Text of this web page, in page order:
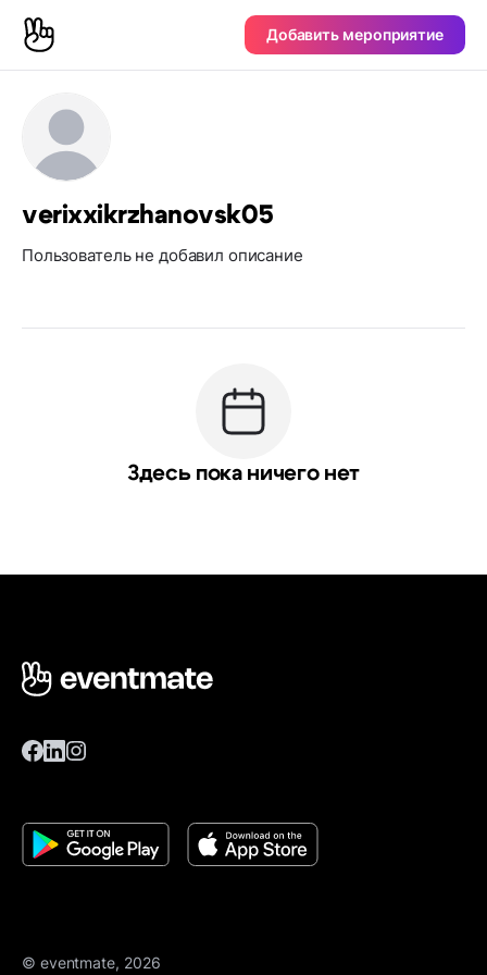
Добавить мероприятие
verixxikrzhanovsk05
Пользователь не добавил описание
Здесь пока ничего нет
© eventmate, 2026